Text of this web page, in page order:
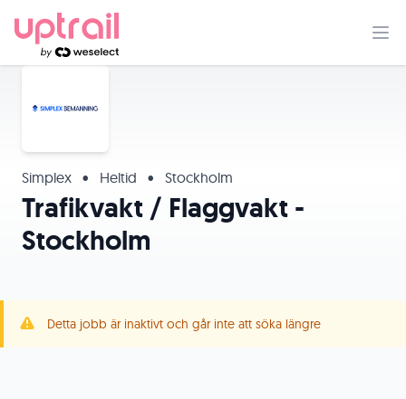
Simplex • Heltid • Stockholm
Trafikvakt / Flaggvakt -
Stockholm
Detta jobb är inaktivt och går inte att söka längre